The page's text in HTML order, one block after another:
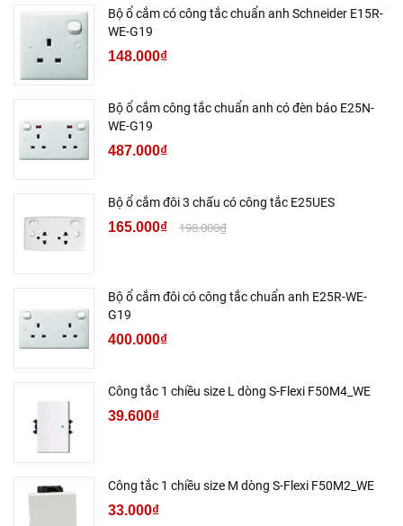
Bộ ổ cắm có công tắc chuẩn anh Schneider E15R-
WE-G19
148.000₫
Bộ ổ cắm công tắc chuẩn anh có đèn báo E25N-
WE-G19
487.000₫
Bộ ổ cắm đôi 3 chấu có công tắc E25UES
165.000₫ 198.000₫
Bộ ổ cắm đôi có công tắc chuẩn anh E25R-WE-
G19
400.000₫
Công tắc 1 chiều size L dòng S-Flexi F50M4_WE
39.600₫
Công tắc 1 chiều size M dòng S-Flexi F50M2_WE
33.000₫